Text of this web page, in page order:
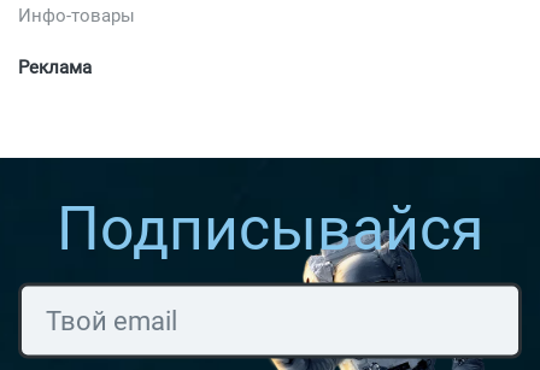
Инфо-товары
Реклама
Подписывайся